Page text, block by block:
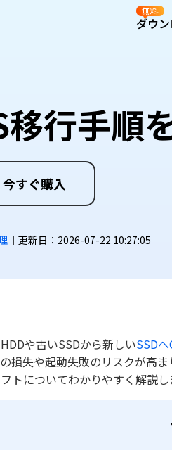
· USBデー
· ファイル
· 写真復元
オンライン写真修復
オンラインファイル修復
· シ
· ア
復
を修復
· ハードディスクを
· Cドライブを拡張
· MBRをGPTに変換
ダウ
無料
移行手順
今すぐ購入
｜更新日：2026-07-22 10:27:05
や古いSSDから新しいSSD
損失や起動失敗のリスクが高
についてわかりやすく解説し